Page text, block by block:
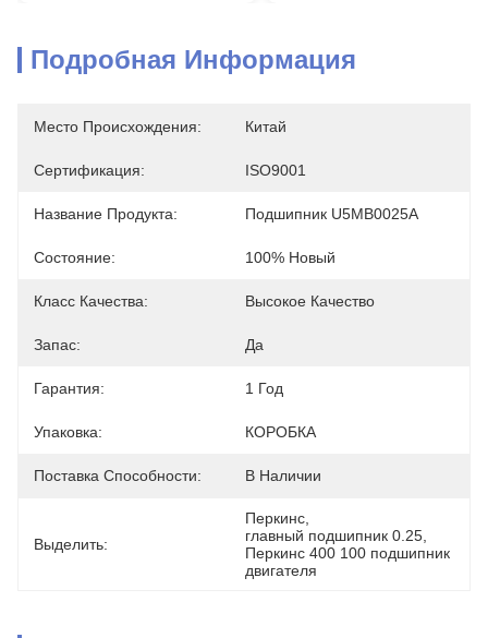
Подробная Информация
Место Происхождения: Китай
Сертификация: ISO9001
Название Продукта: Подшипник U5MB0025A
Состояние: 100% Новый
Класс Качества: Высокое Качество
Запас: Да
Гарантия: 1 Год
Упаковка: КОРОБКА
Поставка Способности: В Наличии
Выделить:
Перкинс
главный подшипник 0.25
Перкинс 400 100 подшипник
двигателя